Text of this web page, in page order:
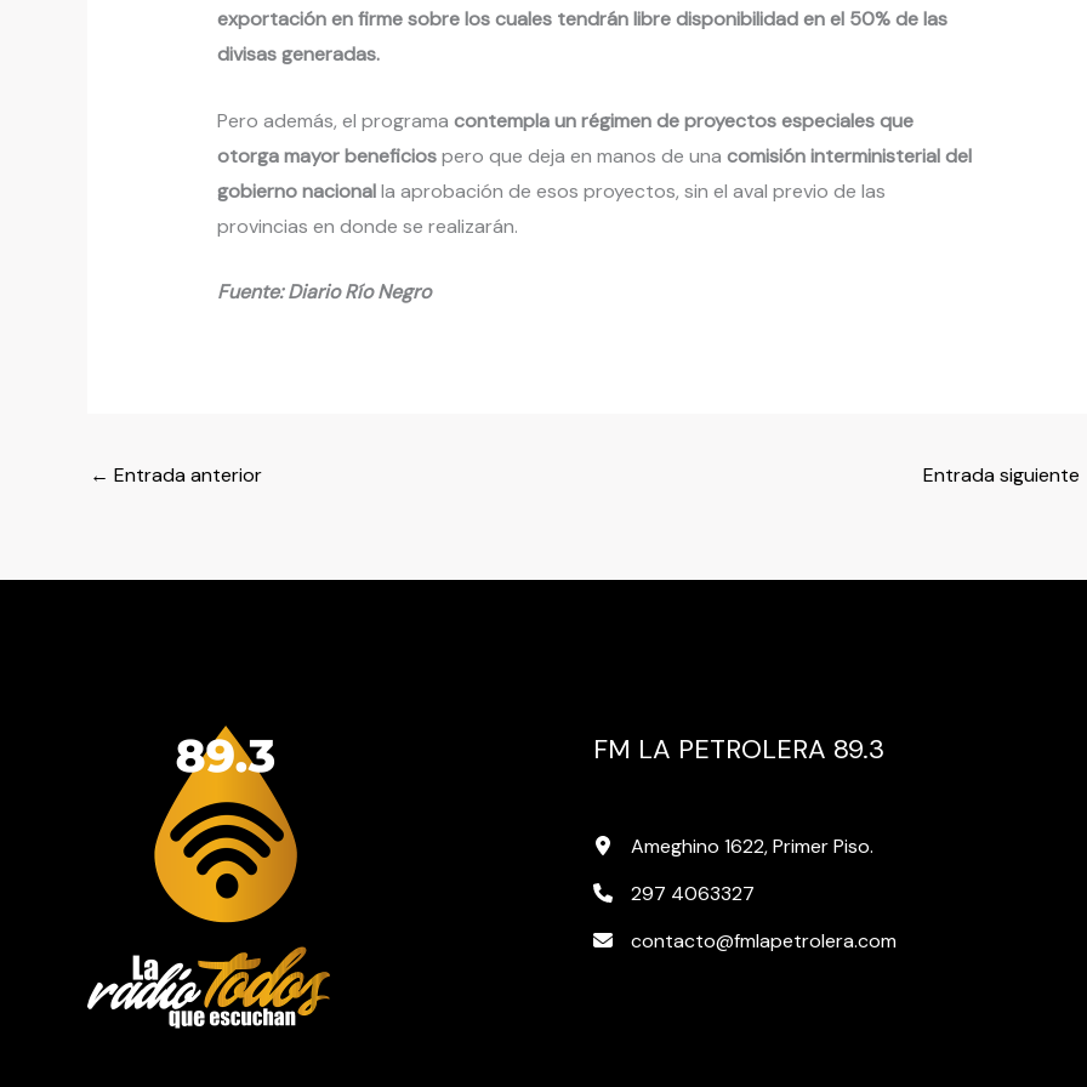
exportación en firme sobre los cuales tendrán libre disponibilidad en el 50% de las
divisas generadas.
Pero además, el programa contempla un régimen de proyectos especiales que
otorga mayor beneficiospero que deja en manos de una comisión interministerial del
gobierno nacionalla aprobación de esos proyectos, sin el aval previo de las
provincias en donde se realizarán.
Fuente: Diario Río Negro
← Entrada anterior Entrada siguiente
FM LA PETROLERA 89.3
Ameghino 1622, Primer Piso.
297 4063327
contacto@fmlapetrolera.com